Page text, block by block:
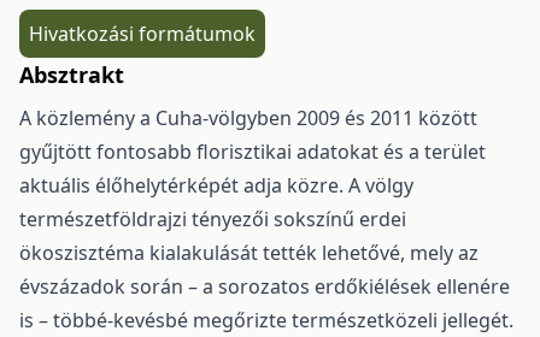
Hivatkozási formátumok
Absztrakt
A közlemény a Cuha-völgyben 2009 és 2011 között
gyűjtött fontosabb florisztikai adatokat és a terület
aktuális élőhelytérképét adja közre. A völgy
természetföldrajzi tényezői sokszínű erdei
ökoszisztéma kialakulását tették lehetővé, mely az
évszázadok során – a sorozatos erdőkiélések ellenére
is – többé-kevésbé megőrizte természetközeli jellegét.